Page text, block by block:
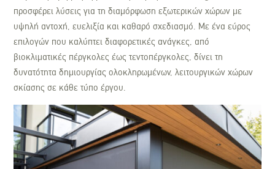
προσφέρει λύσεις για τη διαμόρφωση εξωτερικών χώρων με
υψηλή αντοχή, ευελιξία και καθαρό σχεδιασμό. Με ένα εύρος
επιλογών που καλύπτει διαφορετικές ανάγκες, από
βιοκλιματικές πέργκολες έως τεντοπέργκολες, δίνει τη
δυνατότητα δημιουργίας ολοκληρωμένων, λειτουργικών χώρων
σκίασης σε κάθε τύπο έργου.